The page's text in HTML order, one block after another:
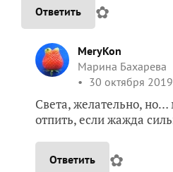
Ответить ✿
MeryKon
Марина Бахарева
30 октября
Света, желательно,
отпить, если жажда
Ответить ✿